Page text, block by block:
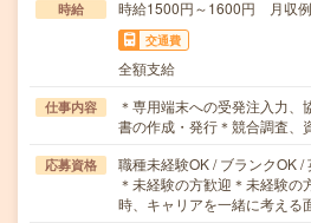
時給 時給1500円～1600円 月収
交通費
全額支給
仕事内容
＊専用端末への受発注入力
書の作成・発行＊競合調査
応募資格
職種未経験OK / ブランクOK /
＊未経験の方歓迎＊未経験
時、キャリアを一緒に考え